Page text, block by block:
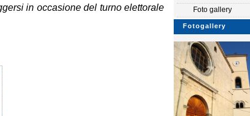
Foto gallery
Fotogallery
in occasione del turno elettorale